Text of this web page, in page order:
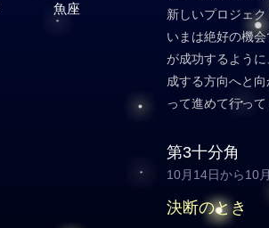
魚座
新しいプロジェク
いまは絶好の機
が成功するよう
成する方向へと
って進めて行って
第3十分角
10月14日から10
決断のとき